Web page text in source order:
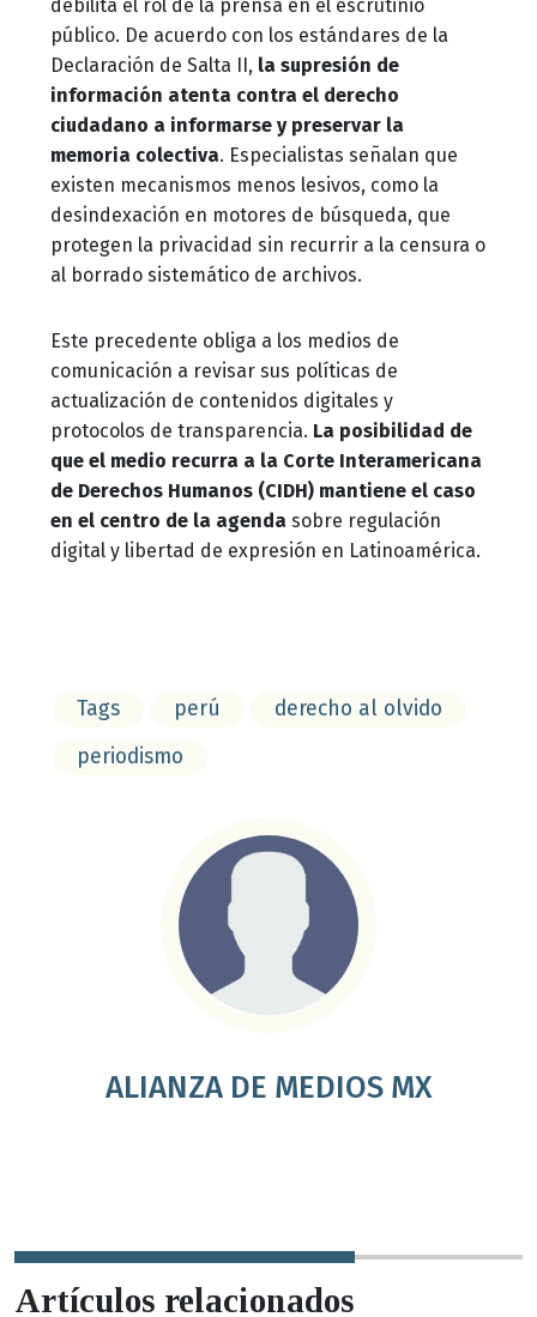
debilita el rol de la prensa en el escrutinio
público. De acuerdo con los estándares de la
Declaración de Salta II, la supresión de
información atenta contra el derecho
ciudadano a informarse y preservar la
memoria colectiva. Especialistas señalan que
existen mecanismos menos lesivos, como la
desindexación en motores de búsqueda, que
protegen la privacidad sin recurrir a la censura o
al borrado sistemático de archivos.
Este precedente obliga a los medios de
comunicación a revisar sus políticas de
actualización de contenidos digitales y
protocolos de transparencia. La posibilidad de
que el medio recurra a la Corte Interamericana
de Derechos Humanos (CIDH) mantiene el caso
en el centro de la agenda sobre regulación
digital y libertad de expresión en Latinoamérica.
Tags perú
derecho al olvido
periodismo
ALIANZA DE MEDIOS MX
Artículos relacionados